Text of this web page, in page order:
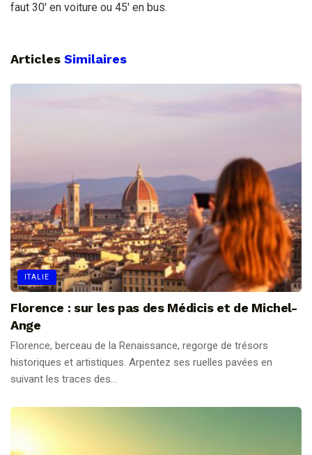
faut 30′ en voiture ou 45′ en bus.
Articles Similaires
ITALIE
Florence : sur les pas des Médicis et de Michel-
Ange
Florence, berceau de la Renaissance, regorge de trésors
historiques et artistiques. Arpentez ses ruelles pavées en
suivant les traces des...